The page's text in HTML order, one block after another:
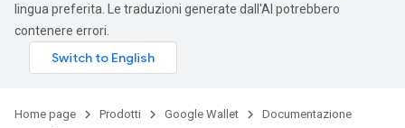
lingua preferita. Le traduzioni generate dall'AI potrebbero
contenere errori.
Home page Prodotti Google Wallet
Documentazione